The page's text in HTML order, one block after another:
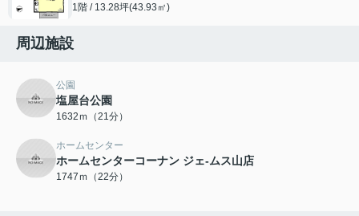
1階 / 13.28坪(43.93㎡)
周辺施設
公園
塩屋台公園
1632ｍ（21分）
ホームセンター
ホームセンターコーナン ジェ-ムス山店
1747ｍ（22分）